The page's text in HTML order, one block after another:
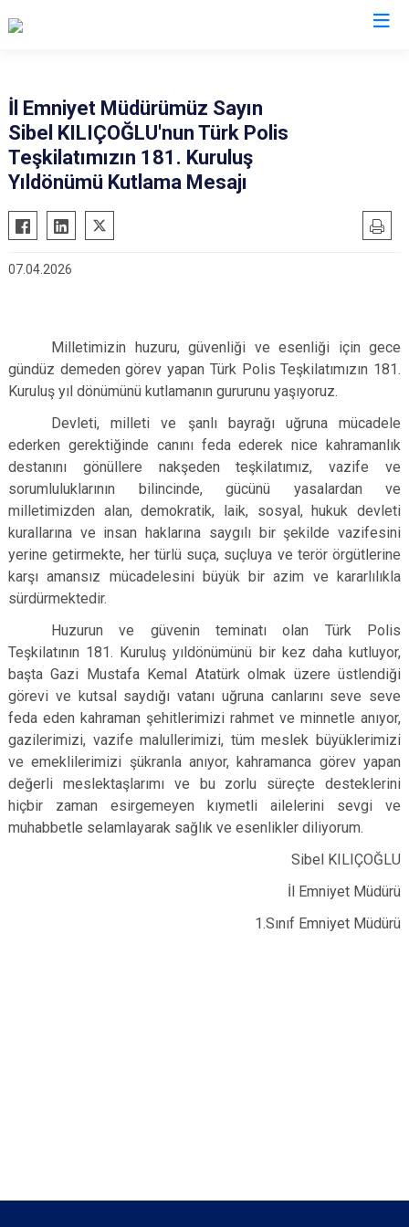
İl Emniyet Müdürümüz Sayın
Sibel KILIÇOĞLU'nun Türk Polis
Teşkilatımızın 181. Kuruluş
Yıldönümü Kutlama Mesajı
07.04.2026
Milletimizin huzuru, güvenliği ve esenliği için gece
gündüz demeden görev yapan Türk Polis Teşkilatımızın 181.
Kuruluş yıl dönümünü kutlamanın gururunu yaşıyoruz.
Devleti, milleti ve şanlı bayrağı uğruna mücadele
ederken gerektiğinde canını feda ederek nice kahramanlık
destanını gönüllere nakşeden teşkilatımız, vazife ve
sorumluluklarının bilincinde, gücünü yasalardan ve
milletimizden alan, demokratik, laik, sosyal, hukuk devleti
kurallarına ve insan haklarına saygılı bir şekilde vazifesini
yerine getirmekte, her türlü suça, suçluya ve terör örgütlerine
karşı amansız mücadelesini büyük bir azim ve kararlılıkla
sürdürmektedir.
Huzurun ve güvenin teminatı olan Türk Polis
Teşkilatının 181. Kuruluş yıldönümünü bir kez daha kutluyor,
başta Gazi Mustafa Kemal Atatürk olmak üzere üstlendiği
görevi ve kutsal saydığı vatanı uğruna canlarını seve seve
feda eden kahraman şehitlerimizi rahmet ve minnetle anıyor,
gazilerimizi, vazife malullerimizi, tüm meslek büyüklerimizi
ve emeklilerimizi şükranla anıyor, kahramanca görev yapan
değerli meslektaşlarımı ve bu zorlu süreçte desteklerini
hiçbir zaman esirgemeyen kıymetli ailelerini sevgi ve
muhabbetle selamlayarak sağlık ve esenlikler diliyorum.
Sibel KILIÇOĞLU
İl Emniyet Müdürü
1.Sınıf Emniyet Müdürü